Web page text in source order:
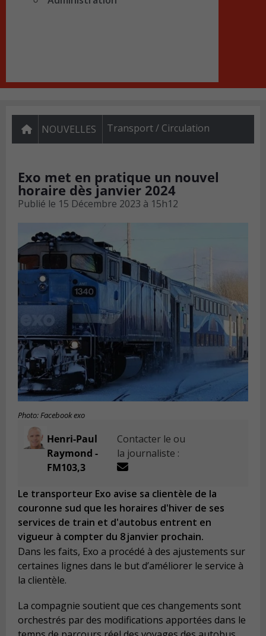
NOUVELLES Transport / Circulation
Exo met en pratique un nouvel
horaire dès janvier 2024
Publié le 15 Décembre 2023 à 15h12
Photo: Facebook exo
Henri-Paul
Raymond -
FM103,3
Contacter le ou
la journaliste :
Le transporteur Exo avise sa clientèle de la
couronne sud que les horaires d'hiver de ses
services de train et d'autobus entrent en
vigueur à compter du 8 janvier prochain.
Dans les faits, Exo a procédé à des ajustements sur
certaines lignes dans le but d’améliorer le service à
la clientèle.
La compagnie soutient que ces changements sont
orchestrés par des modifications apportées dans le